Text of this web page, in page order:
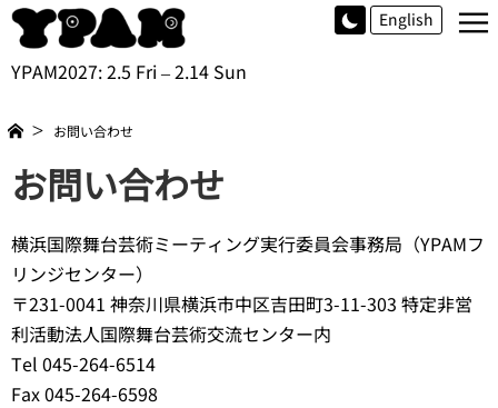
YPAM2027: 2.5 Fri – 2.14 Sun
English ≡
お問い合わせ
横浜国際舞台芸術ミーティング実行委員会事務局（YPAMフ
リンジセンター）
〒231-0041 神奈川県横浜市中区吉田町3-11-303 特定非営
利活動法人国際舞台芸術交流センター内
Tel 045-264-6514
Fax 045-264-6598
お問い合わせ